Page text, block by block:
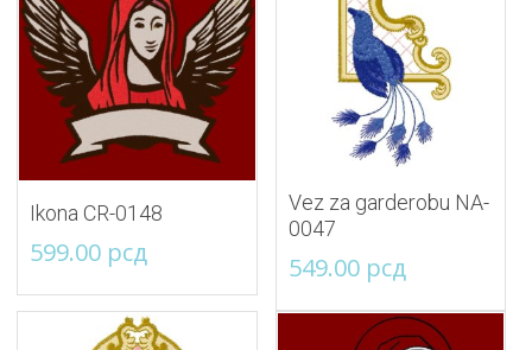
Ikona CR-0148
599.00 рсд
Vez za garderobu NA-
0047
549.00 рсд